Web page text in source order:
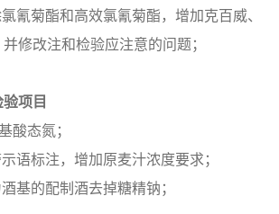
氰菊酯和高效氯氰菊酯，增加克百威、
修改注和检验应注意的问题；
项目
酸态氮；
语标注，增加原麦汁浓度要求；
基的配制酒去掉糖精钠；